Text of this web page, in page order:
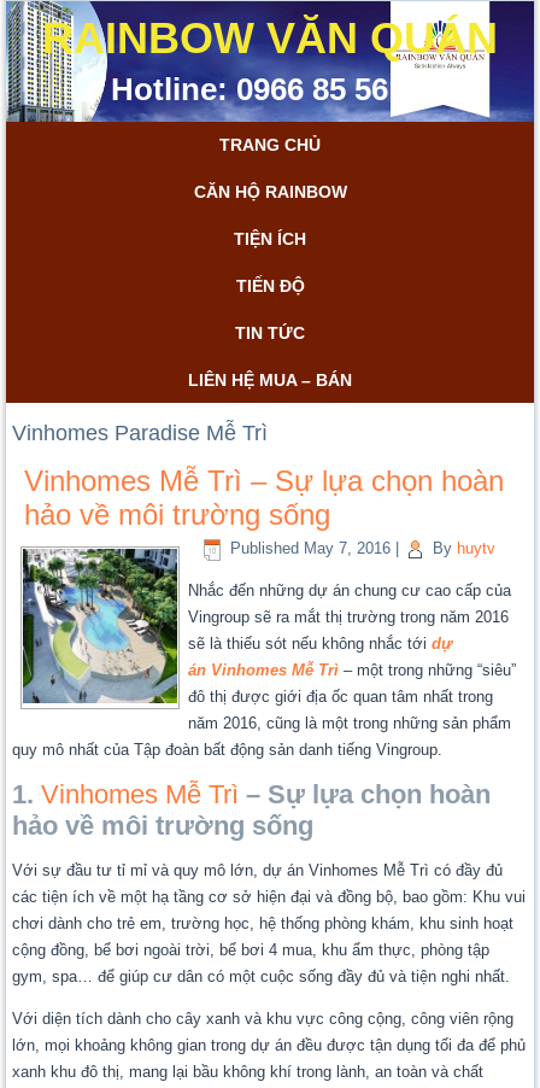
RAINBOW VĂN QUÁN
Hotline: 0966 85 56 85
TRANG CHỦ
CĂN HỘ RAINBOW
TIỆN ÍCH
TIẾN ĐỘ
TIN TỨC
LIÊN HỆ MUA – BÁN
Vinhomes Paradise Mễ Trì
Vinhomes Mễ Trì – Sự lựa chọn hoàn
hảo về môi trường sống
Published May 7, 2016 By huytv
Nhắc đến những dự án chung cư cao cấp của
Vingroup sẽ ra mắt thị trường trong năm 2016
sẽ là thiếu sót nếu không nhắc tớidự
án Vinhomes Mễ Trì – một trong những “siêu”
đô thị được giới địa ốc quan tâm nhất trong
năm 2016, cũng là một trong những sản phẩm
quy mô nhất của Tập đoàn bất động sản danh tiếng Vingroup.
1.Vinhomes Mễ Trì– Sự lựa chọn hoàn
hảo về môi trường sống
Với sự đầu tư tỉ mỉ và quy mô lớn, dự án Vinhomes Mễ Trì có đầy đủ
các tiện ích về một hạ tầng cơ sở hiện đại và đồng bộ, bao gồm: Khu vui
chơi dành cho trẻ em, trường học, hệ thống phòng khám, khu sinh hoạt
cộng đồng, bể bơi ngoài trời, bể bơi 4 mua, khu ẩm thực, phòng tập
gym, spa… để giúp cư dân có một cuộc sống đầy đủ và tiện nghi nhất.
Với diện tích dành cho cây xanh và khu vực công cộng, công viên rộng
lớn, mọi khoảng không gian trong dự án đều được tận dụng tối đa để phủ
xanh khu đô thị, mang lại bầu không khí trong lành, an toàn và chất